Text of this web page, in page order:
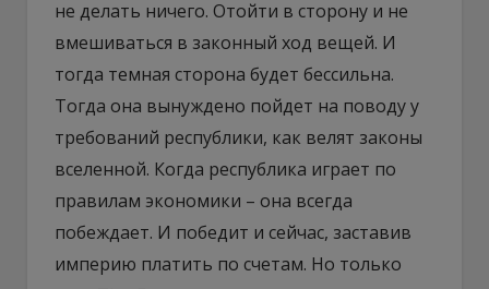
не делать ничего. Отойти в сторону и не
вмешиваться в законный ход вещей. И
тогда темная сторона будет бессильна.
Тогда она вынуждено пойдет на поводу у
требований республики, как велят законы
вселенной. Когда республика играет по
правилам экономики – она всегда
побеждает. И победит и сейчас, заставив
империю платить по счетам. Но только